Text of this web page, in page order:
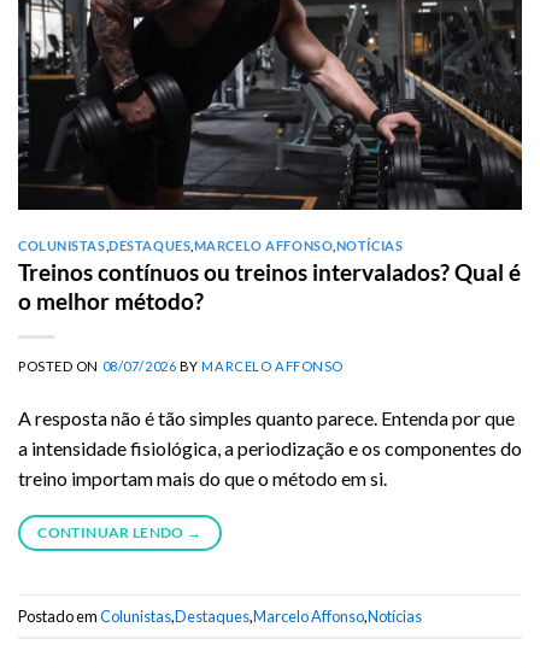
COLUNISTAS ,DESTAQUES MARCELO AFFONSO NOTÍCIAS
Treinos contínuos ou treinos intervalados? Qual é
o melhor método?
POSTED ON 08/07/2026 BYMARCELO AFFONSO
A resposta não é tão simples quanto parece. Entenda por que
a intensidade fisiológica, a periodização e os componentes do
treino importam mais do que o método em si.
CONTINUAR LENDO →
Postado emColunistas,Destaques,Marcelo Affonso,Notícias